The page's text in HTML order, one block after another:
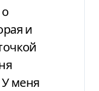
и
меня